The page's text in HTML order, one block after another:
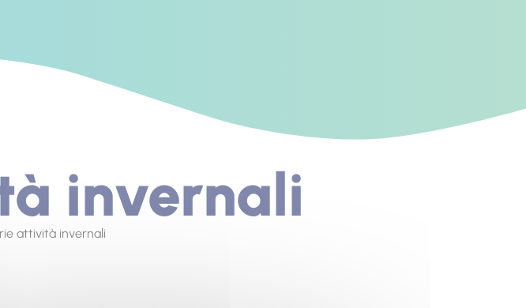
invernali
attività invernali